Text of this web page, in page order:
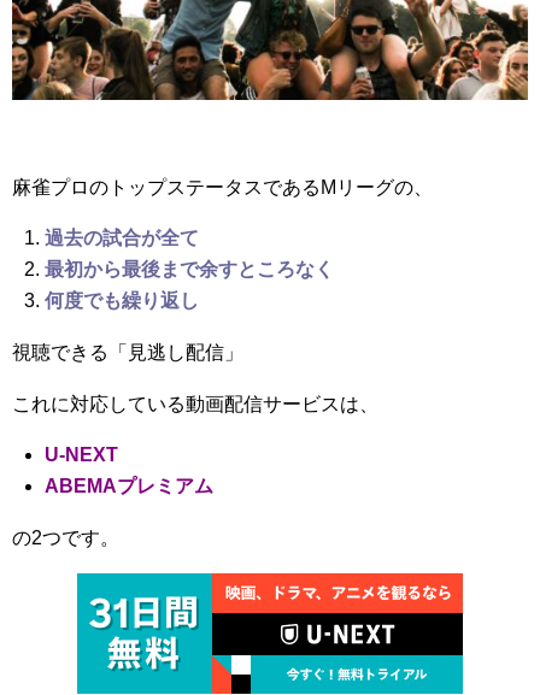
麻雀プロのトップステータスであるMリーグの、
過去の試合が全て
最初から最後まで余すところなく
何度でも繰り返し
視聴できる「見逃し配信」
これに対応している動画配信サービスは、
U-NEXT
ABEMAプレミアム
の2つです。